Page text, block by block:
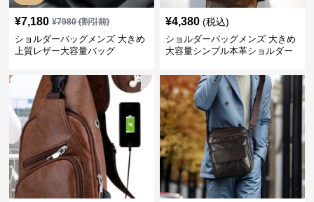
¥7,180 ¥7980(割引前)
ショルダーバッグメンズ 大きめ
上質レザー大容量バッグ
¥4,380 (税込)
ショルダーバッグメンズ 大きめ
大容量シンプル本革ショルダー